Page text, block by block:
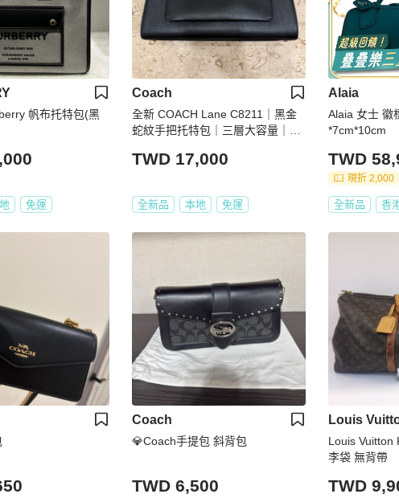
帆布托特包(黑
免運
Coach
全新 COACH Lane C8211｜黑金
蛇紋手把托特包｜三層大容量｜原
TWD 17,000
全新品 本地 免運
Alaia
Alaia 女士 徽
*7cm*10cm
TWD
現折 2,000
全新品 香
Coach
💎Coach手提包 斜背包
TWD 6,500
Louis
Louis Vuitton
李袋 無背帶
TWD